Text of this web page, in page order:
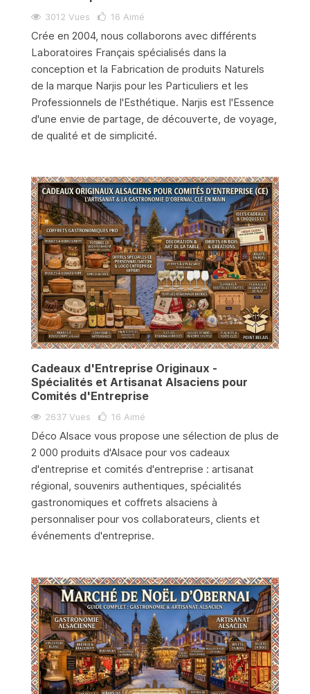
3012 Vues 16 Aimé
Crée en 2004, nous collaborons avec différents
Laboratoires Français spécialisés dans la
conception et la Fabrication de produits Naturels
de la marque Narjis pour les Particuliers et les
Professionnels de l'Esthétique. Narjis est l'Essence
d'une envie de partage, de découverte, de voyage,
de qualité et de simplicité.
Cadeaux d'Entreprise Originaux -
Spécialités et Artisanat Alsaciens pour
Comités d'Entreprise
2637 Vues 16 Aimé
Déco Alsace vous propose une sélection de plus de
2 000 produits d'Alsace pour vos cadeaux
d'entreprise et comités d'entreprise : artisanat
régional, souvenirs authentiques, spécialités
gastronomiques et coffrets alsaciens à
personnaliser pour vos collaborateurs, clients et
événements d'entreprise.